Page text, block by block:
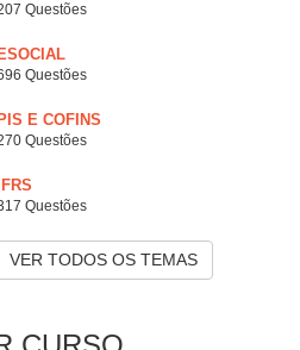
Questões
ESOCIAL
Questões
PIS E COFINS
Questões
IFRS
Questões
VER TODOS OS TEMAS